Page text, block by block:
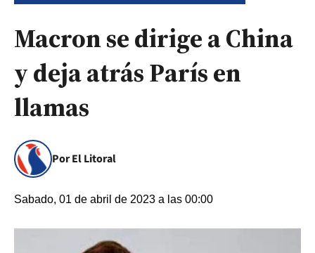
Macron se dirige a China
y deja atrás París en
llamas
Por El Litoral
Sabado, 01 de abril de 2023 a las 00:00